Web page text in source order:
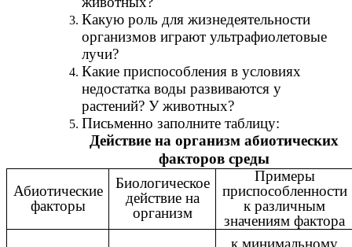
Какую роль для жизнедеятельности
организмов играют ультрафиолетовые
лучи?
Какие приспособления в условиях
недостатка воды развиваются у
растений? У животных?
Письменно заполните таблицу:
Действие на организм абиотических
факторов среды
Абиотические
факторы
Биологическое
действие на
организм
Примеры
приспособленности
к различным
значениям фактора
к минимальному